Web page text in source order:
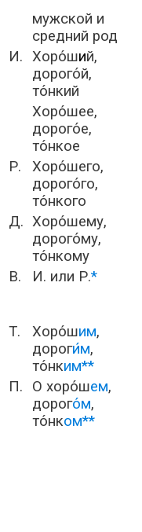
мужской и
средний род
И. Хоро́ший,
дорого́й,
то́нкий
Хоро́шее,
дорого́е,
то́нкое
Р.
Хоро́шего,
дорого́го,
то́нкого
Д. Хоро́шему,
дорого́му,
то́нкому
В.
И. или Р.*
Т. Хоро́шим,
дороги́м,
то́нким**
П.
О хоро́шем,
дорого́м,
то́нком**